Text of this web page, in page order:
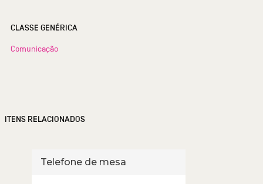
CLASSE GENÉRICA
Comunicação
ITENS RELACIONADOS
Telefone de mesa